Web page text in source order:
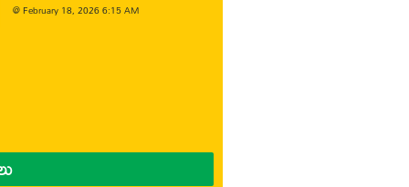
@February 18, 2026 6:15 AM